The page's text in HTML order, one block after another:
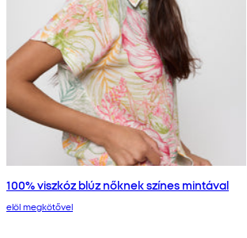
100% viszkóz blúz nőknek színes mintával
elöl megkötővel